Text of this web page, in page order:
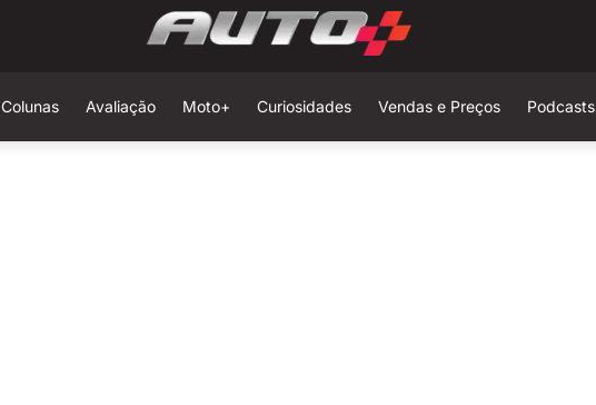
Colunas Avaliação Moto+ Curiosidades Vendas e Preços Podcasts